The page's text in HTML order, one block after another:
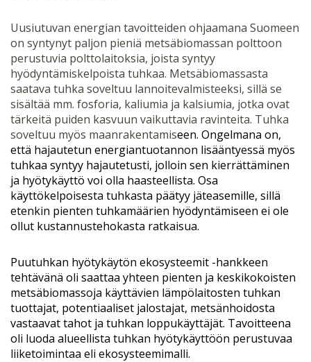
Uusiutuvan energian tavoitteiden ohjaamana Suomeen
on syntynyt paljon pieniä metsäbiomassan polttoon
perustuvia polttolaitoksia, joista syntyy
hyödyntämiskelpoista tuhkaa. Metsäbiomassasta
saatava tuhka soveltuu lannoitevalmisteeksi, sillä se
sisältää mm. fosforia, kaliumia ja kalsiumia, jotka ovat
tärkeitä puiden kasvuun vaikuttavia ravinteita. Tuhka
soveltuu myös maanrakentamiseen. Ongelmana on,
että hajautetun energiantuotannon lisääntyessä myös
tuhkaa syntyy hajautetusti, jolloin sen kierrättäminen
ja hyötykäyttö voi olla haasteellista. Osa
käyttökelpoisesta tuhkasta päätyy jäteasemille, sillä
etenkin pienten tuhkamäärien hyödyntämiseen ei ole
ollut kustannustehokasta ratkaisua.
Puutuhkan hyötykäytön ekosysteemit -hankkeen
tehtävänä oli saattaa yhteen pienten ja keskikokoisten
metsäbiomassoja käyttävien lämpölaitosten tuhkan
tuottajat, potentiaaliset jalostajat, metsänhoidosta
vastaavat tahot ja tuhkan loppukäyttäjät. Tavoitteena
oli luoda alueellista tuhkan hyötykäyttöön perustuvaa
liiketoimintaa eli ekosysteemimalli.